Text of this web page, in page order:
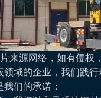
来源网络，如有侵权
领域的企业，我们践
们的承诺：